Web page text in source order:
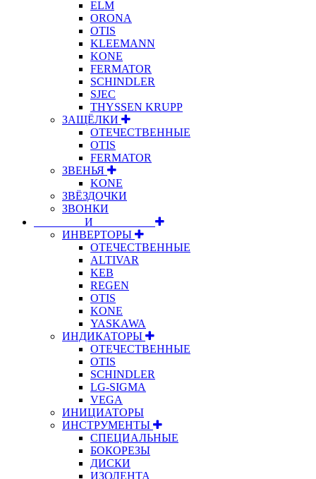
ELM
ORONA
OTIS
KLEEMANN
KONE
FERMATOR
SCHINDLER
SJEC
THYSSEN KRUPP
ЗАЩЁЛКИ
ОТЕЧЕСТВЕННЫЕ
OTIS
FERMATOR
ЗВЕНЬЯ
KONE
ЗВЁЗДОЧКИ
ЗВОНКИ
⠀⠀⠀⠀⠀⠀И⠀⠀⠀⠀⠀⠀⠀
ИНВЕРТОРЫ
ОТЕЧЕСТВЕННЫЕ
ALTIVAR
KEB
REGEN
OTIS
KONE
YASKAWA
ИНДИКАТОРЫ
ОТЕЧЕСТВЕННЫЕ
OTIS
SCHINDLER
LG-SIGMA
VEGA
ИНИЦИАТОРЫ
ИНСТРУМЕНТЫ
СПЕЦИАЛЬНЫЕ
БОКОРЕЗЫ
ДИСКИ
ИЗОЛЕНТА